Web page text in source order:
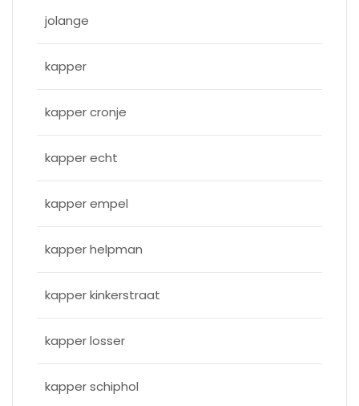
jolange
kapper
kapper cronje
kapper echt
kapper empel
kapper helpman
kapper kinkerstraat
kapper losser
kapper schiphol